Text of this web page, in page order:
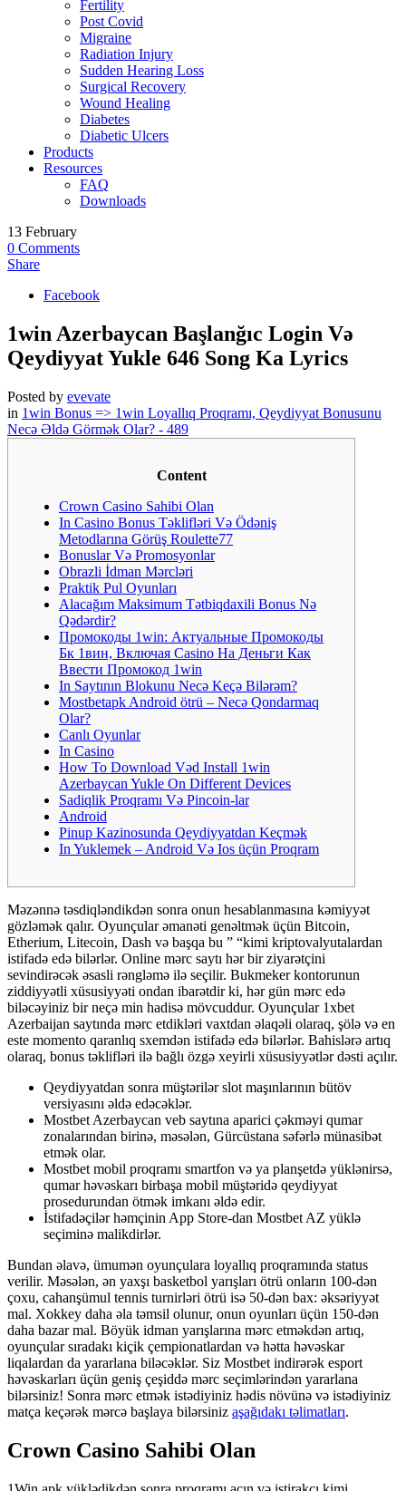
Fertility
Post Covid
Migraine
Radiation Injury
Sudden Hearing Loss
Surgical Recovery
Wound Healing
Diabetes
Diabetic Ulcers
Products
Resources
FAQ
Downloads
13 February
0 Comments
Share
Facebook
1win Azerbaycan Başlanğıc Login Və
Qeydiyyat Yukle 646 Song Ka Lyrics
Posted by evevate
in 1win Bonus => 1win Loyallıq Proqramı, Qeydiyyat Bonusunu
Necə Əldə Görmək Olar? - 489
Content
Crown Casino Sahibi Olan
In Casino Bonus Təklifləri Və Ödəniş
Metodlarına Görüş Roulette77
Bonuslar Və Promosyonlar
Obrazli İdman Mərcləri
Praktik Pul Oyunları
Alacağım Maksimum Tətbiqdaxili Bonus Nə
Qədərdir?
Промокоды 1win: Актуальные Промокоды
Бк 1вин, Включая Casino На Деньги Как
Ввести Промокод 1win
In Saytının Blokunu Necə Keçə Bilərəm?
Mostbetapk Android ötrü – Necə Qondarmaq
Olar?
Canlı Oyunlar
In Casino
How To Download Vəd Install 1win
Azerbaycan Yukle On Different Devices
Sadiqlik Proqramı Və Pincoin-lar
Android
Pinup Kazinosunda Qeydiyyatdan Keçmək
In Yuklemek – Android Və Ios üçün Proqram
Məzənnə təsdiqləndikdən sonra onun hesablanmasına kəmiyyət
gözləmək qalır. Oyunçular əmanəti genəltmək üçün Bitcoin,
Etherium, Litecoin, Dash və başqa bu ” “kimi kriptovalyutalardan
istifadə edə bilərlər. Online mərc saytı hər bir ziyarətçini
sevindirəcək əsasli rəngləmə ilə seçilir. Bukmeker kontorunun
ziddiyyətli xüsusiyyəti ondan ibarətdir ki, hər gün mərc edə
biləcəyiniz bir neçə min hadisə mövcuddur. Oyunçular 1xbet
Azerbaijan saytında mərc etdikləri vaxtdan əlaqəli olaraq, şölə və en
este momento qaranlıq sxemdən istifadə edə bilərlər. Bahislərə artıq
olaraq, bonus təklifləri ilə bağlı özgə xeyirli xüsusiyyətlər dəsti açılır.
Qeydiyyatdan sonra müştərilər slot maşınlarının bütöv
versiyasını əldə edəcəklər.
Mostbet Azerbaycan veb saytına aparici çəkməyi qumar
zonalarından birinə, məsələn, Gürcüstana səfərlə münasibət
etmək olar.
Mostbet mobil proqramı smartfon və ya planşetdə yüklənirsə,
qumar həvəskarı birbaşa mobil müştəridə qeydiyyat
prosedurundan ötmək imkanı əldə edir.
İstifadəçilər həmçinin App Store-dan Mostbet AZ yüklə
seçiminə malikdirlər.
Bundan əlavə, ümumən oyunçulara loyallıq proqramında status
verilir. Məsələn, ən yaxşı basketbol yarışları ötrü onların 100-dən
çoxu, cahanşümul tennis turnirləri ötrü isə 50-dən bax: əksəriyyət
mal. Xokkey daha əla təmsil olunur, onun oyunları üçün 150-dən
daha bazar mal. Böyük idman yarışlarına mərc etməkdən artıq,
oyunçular sıradakı kiçik çempionatlardan və hətta həvəskar
liqalardan da yararlana biləcəklər. Siz Mostbet indirərək esport
həvəskarları üçün geniş çeşiddə mərc seçimlərindən yararlana
bilərsiniz! Sonra mərc etmək istədiyiniz hədis növünə və istədiyiniz
matça keçərək mərcə başlaya bilərsiniz aşağıdakı təlimatları.
Crown Casino Sahibi Olan